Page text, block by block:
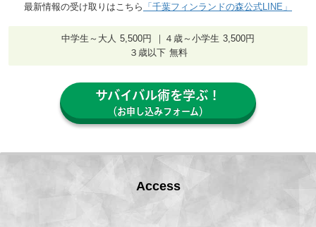
最新情報の受け取りはこちら 「千葉フィンランドの森公式LINE」
中学生～大人 5,500円 ｜４歳～小学生 3,500円
３歳以下 無料
サバイバル術を学ぶ！
（お申し込みフォーム）
Access